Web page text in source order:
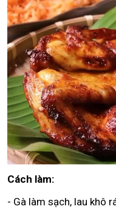
Cách làm:
- Gà làm sạch, lau khô